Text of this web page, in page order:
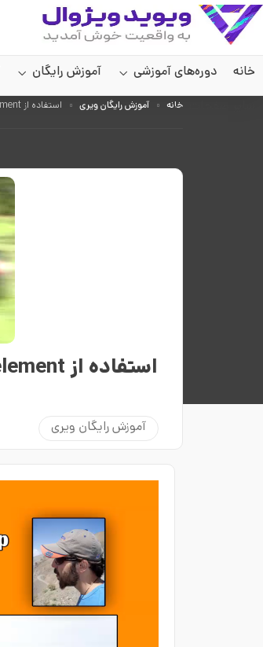
خانه دوره‌های آموزشی آموزش رایگان
خانه آموزش رایگان ویری استفاده از Vray MultiMatte element و ایجاد جلوه Motion Blur در فتوشاپ
آموزش رایگان ویری